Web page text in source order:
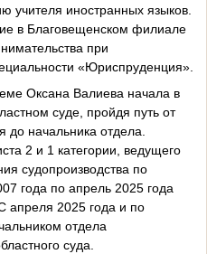
учителя иностранных языков.
в Благовещенском филиале
при
«Юриспруденция».
Оксана Валиева начала в
суде, пройдя путь от
до начальника отдела.
2 и 1 категории, ведущего
судопроизводства по
года по апрель 2025 года
апреля 2025 года и по
отдела
суда.